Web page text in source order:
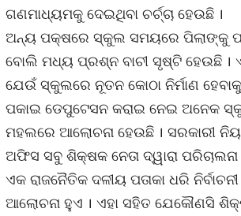
ଗଣମାଧ୍ୟମକୁ ଦେଇଥିବା ଚର୍ଚ୍ଚା ହେଉଛି ।
ଅନ୍ୟ ପକ୍ଷରେ ସ୍କୁଲ ସମୟରେ ପିଲାଙ୍କୁ
ବୋଲି ମଧ୍ୟ ପ୍ରଶ୍ନ ବାଚୀ ସୃଷ୍ଟି ହେଉଛି ।
ଯେଉଁ ସ୍କୁଲରେ ନୂତନ କୋଠା ନିର୍ମାଣ
ପକାଇ ଡେପୁଟେସନ କରାଇ ନେଇ ଅନେକ
ମହଲରେ ଆଲୋଚନା ହେଉଛି । ସରକାରୀ
ଅଫିସ ସବୁ ଶିକ୍ଷକ ନେତା ଦ୍ୱାରା
ଏକ ରାଜନୈତିକ ଦଳୀୟ ପତାକା ଧରି
ଆଲୋଚନା ହୁଏ । ଏହା ସହିତ ଯେକୌଣସି